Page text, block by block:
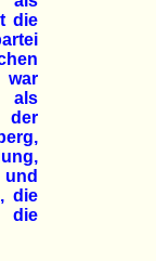
die
war
als
der
die
die